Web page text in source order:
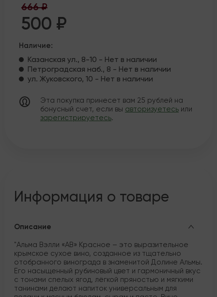
666 ₽
500 ₽
Наличие:
Казанская ул., 8-10 - Нет в наличии
Петроградская наб., 8 - Нет в наличии
ул. Жуковского, 10 - Нет в наличии
Эта покупка принесет вам 25 рублей на
бонусный счет, если вы авторизуетесь или
зарегистрируетесь.
Информация о товаре
Описание
"Альма Вэлли «АВ» Красное – это выразительное
крымское сухое вино, созданное из тщательно
отобранного винограда в знаменитой Долине Альмы.
Его насыщенный рубиновый цвет и гармоничный вкус
с тонами спелых ягод, лёгкой пряностью и мягкими
танинами делают напиток универсальным для